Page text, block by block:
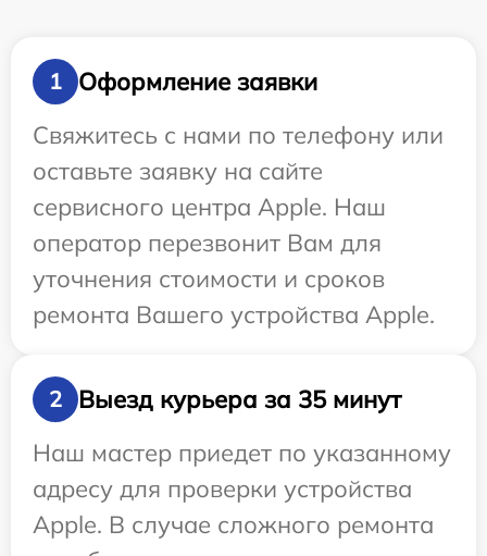
1
Оформление заявки
Свяжитесь с нами по телефону или
оставьте заявку на сайте
сервисного центра Apple. Наш
оператор перезвонит Вам для
уточнения стоимости и сроков
ремонта Вашего устройства Apple.
2
Выезд курьера за 35 минут
Наш мастер приедет по указанному
адресу для проверки устройства
Apple. В случае сложного ремонта